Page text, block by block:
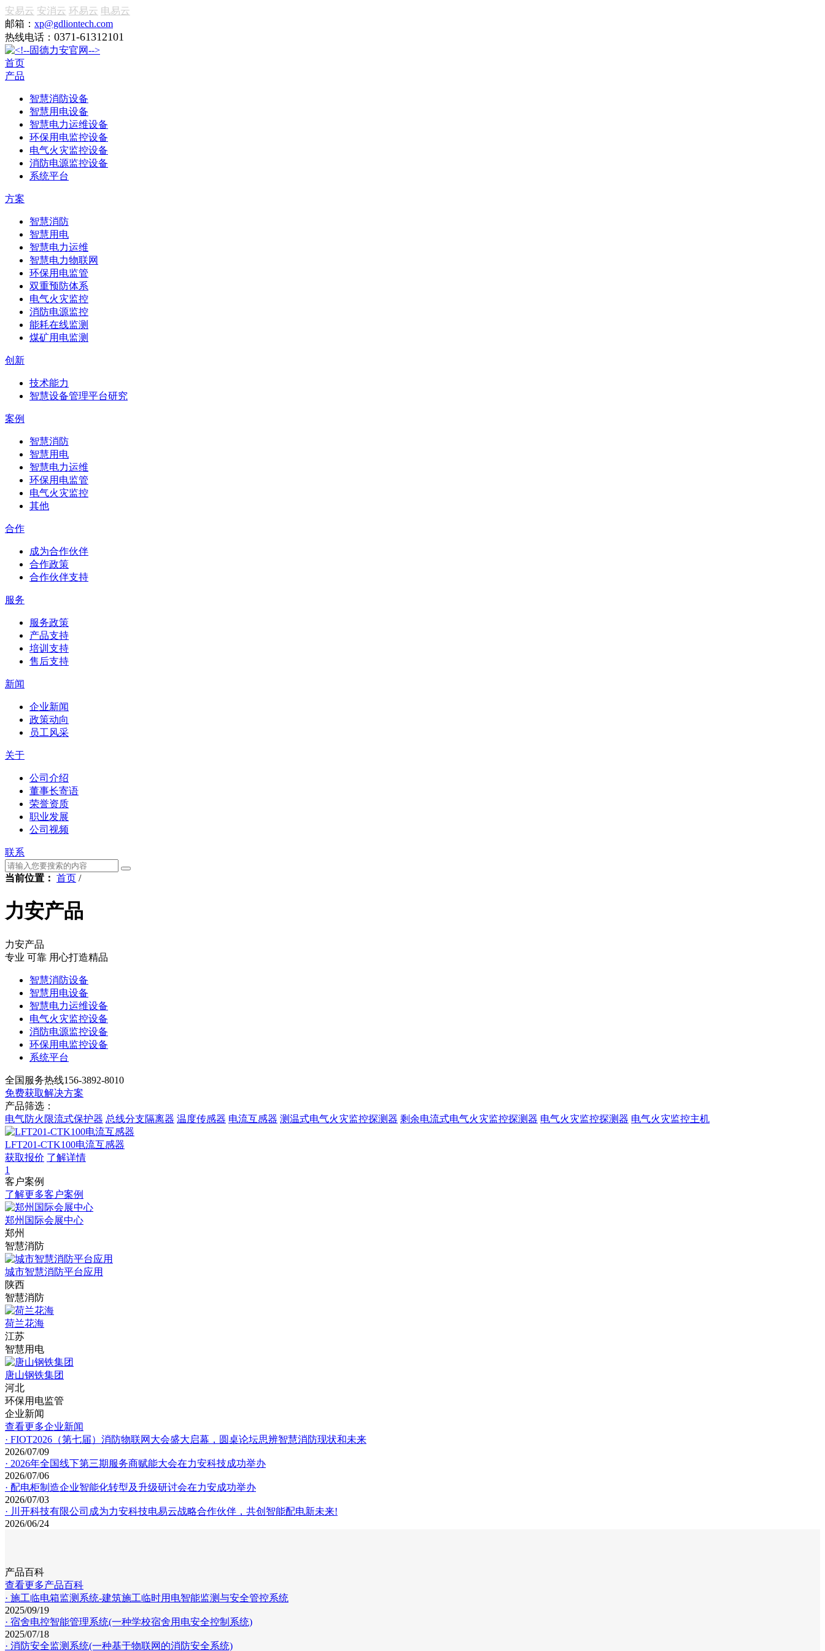
安易云 安消云 环易云 电易云
邮箱： xp@gdliontech.com
热线电话： 0371-61312101
首页
产品
智慧消防设备
智慧用电设备
智慧电力运维设备
环保用电监控设备
电气火灾监控设备
消防电源监控设备
系统平台
方案
智慧消防
智慧用电
智慧电力运维
智慧电力物联网
环保用电监管
双重预防体系
电气火灾监控
消防电源监控
能耗在线监测
煤矿用电监测
创新
技术能力
智慧设备管理平台研究
案例
智慧消防
智慧用电
智慧电力运维
环保用电监管
电气火灾监控
其他
合作
成为合作伙伴
合作政策
合作伙伴支持
服务
服务政策
产品支持
培训支持
售后支持
新闻
企业新闻
政策动向
员工风采
关于
公司介绍
董事长寄语
荣誉资质
职业发展
公司视频
联系
当前位置： 首页 /
力安产品
力安产品
专业 可靠 用心打造精品
智慧消防设备
智慧用电设备
智慧电力运维设备
电气火灾监控设备
消防电源监控设备
环保用电监控设备
系统平台
全国服务热线156-3892-8010
免费获取解决方案
产品筛选：
电气防火限流式保护器 总线分支隔离器 温度传感器 电流互感器 测温式电气火灾监控探测器 剩余电流式电气火灾监控探测器 电气火灾监控探测器 电气火灾监控主机
LFT201-CTK100电流互感器
获取报价 了解详情
1
客户案例
了解更多客户案例
郑州国际会展中心
郑州
智慧消防
城市智慧消防平台应用
陕西
智慧消防
荷兰花海
江苏
智慧用电
唐山钢铁集团
河北
环保用电监管
企业新闻
查看更多企业新闻
· FIOT2026（第七届）消防物联网大会盛大启幕，圆桌论坛思辨智慧消防现状和未来
2026/07/09
· 2026年全国线下第三期服务商赋能大会在力安科技成功举办
2026/07/06
· 配电柜制造企业智能化转型及升级研讨会在力安成功举办
2026/07/03
· 川开科技有限公司成为力安科技电易云战略合作伙伴，共创智能配电新未来!
2026/06/24
产品百科
查看更多产品百科
· 施工临电箱监测系统-建筑施工临时用电智能监测与安全管控系统
2025/09/19
· 宿舍电控智能管理系统(一种学校宿舍用电安全控制系统)
2025/07/18
· 消防安全监测系统(一种基于物联网的消防安全系统)